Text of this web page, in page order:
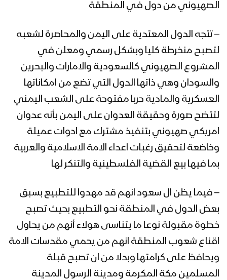
الصهيوني من دول في المنطقة
– تتجه الدول المعتدية على اليمن والمحاصرة لشعبه
لتصبح منخرطة كليا وبشكل رسمي ومعلن في
المشروع الصهيوني كالسعودية والامارات والبحرين
والسودان وهي ذاتها الدول التي تضع من امكاناتها
العسكرية والمادية حربا مفتوحة على الشعب اليمني
لتتضح صورة وحقيقة العدوان على اليمن بأنه عدوان
امريكي صهيوني بتنفيذ مشترك مع ادوات عميلة
وخاضعة لتحقيق رغبات اعداء الامة الاسلامية والعربية
بما فيها بيع القضية الفلسطينية والتنكر لها
– فيما يظن ال سعود انهم قد مهدوا للتطبيع بسبق
بعض الدول في المنطقة نحو التطبيع بحيث تصبح
خطوة مقبولة نوعا ما يتناسى هولاء أنهم من يحاول
اقناع شعوب المنطقة انهم من يحمي مقدسات الامة
ويحافظ على كرامتها وبدلا من ان تصبح قبلة
المسلمين مكة المكرمة ومدينة الرسول المدينة